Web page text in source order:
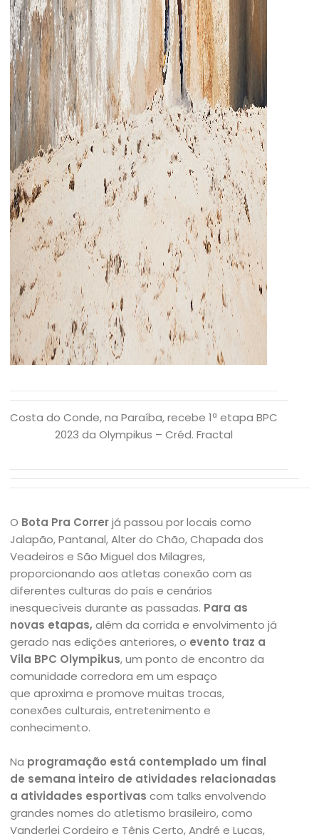
Costa do Conde, na Paraíba, recebe 1ª etapa BPC
2023 da Olympikus – Créd. Fractal
O Bota Pra Correrjá passou por locais como
Jalapão, Pantanal, Alter do Chão, Chapada dos
Veadeiros e São Miguel dos Milagres,
proporcionando aos atletas conexão com as
diferentes culturas do país e cenários
inesquecíveis durante as passadas. Para as
novas etapas, além da corrida e envolvimento já
gerado nas edições anteriores, o evento traz a
Vila BPC Olympikus, um ponto de encontro da
comunidade corredora em um espaço
que aproxima e promove muitas trocas,
conexões culturais, entretenimento e
conhecimento.
Na programação está contemplado um final
de semana inteiro de atividades relacionadas
a atividades esportivas com talks envolvendo
grandes nomes do atletismo brasileiro, como
Vanderlei Cordeiro e Tênis Certo, André e Lucas,